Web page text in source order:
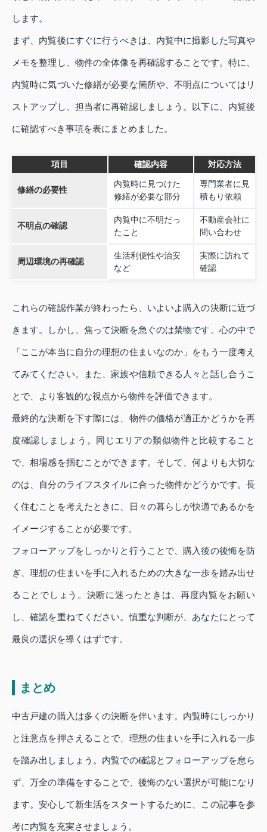
します。
まず、内覧後にすぐに行うべきは、内覧中に撮影した写真や
メモを整理し、物件の全体像を再確認することです。特に、
内覧時に気づいた修繕が必要な箇所や、不明点についてはリ
ストアップし、担当者に再確認しましょう。以下に、内覧後
に確認すべき事項を表にまとめました。
項目 確認内容 対応方法
修繕の必要性
内覧時に見つけた
修繕が必要な部分
専門業者に見
積もり依頼
不明点の確認
内覧中に不明だっ
たこと
不動産会社に
問い合わせ
周辺環境の再確認
生活利便性や治安
など
実際に訪れて
確認
これらの確認作業が終わったら、いよいよ購入の決断に近づ
きます。しかし、焦って決断を急ぐのは禁物です。心の中で
「ここが本当に自分の理想の住まいなのか」をもう一度考え
てみてください。また、家族や信頼できる人々と話し合うこ
とで、より客観的な視点から物件を評価できます。
最終的な決断を下す際には、物件の価格が適正かどうかを再
度確認しましょう。同じエリアの類似物件と比較すること
で、相場感を掴むことができます。そして、何よりも大切な
のは、自分のライフスタイルに合った物件かどうかです。長
く住むことを考えたときに、日々の暮らしが快適であるかを
イメージすることが必要です。
フォローアップをしっかりと行うことで、購入後の後悔を防
ぎ、理想の住まいを手に入れるための大きな一歩を踏み出せ
ることでしょう。決断に迷ったときは、再度内覧をお願い
し、確認を重ねてください。慎重な判断が、あなたにとって
最良の選択を導くはずです。
まとめ
中古戸建の購入は多くの決断を伴います。内覧時にしっかり
と注意点を押さえることで、理想の住まいを手に入れる一歩
を踏み出しましょう。内覧での確認とフォローアップを怠ら
ず、万全の準備をすることで、後悔のない選択が可能になり
ます。安心して新生活をスタートするために、この記事を参
考に内覧を充実させましょう。